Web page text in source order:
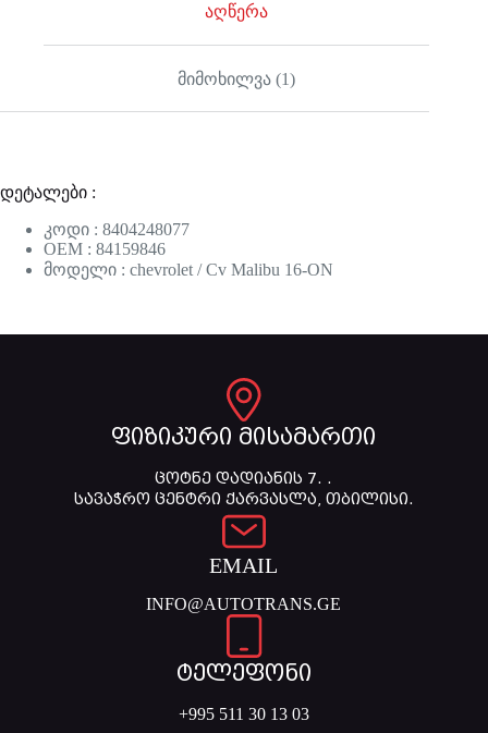
აღწერა
მიმოხილვა (1)
დეტალები :
კოდი : 8404248077
OEM : 84159846
მოდელი : chevrolet / Cv Malibu 16-ON
ფიზიკური მისამართი
ცოტნე დადიანის 7. .
სავაჭრო ცენტრი ქარვასლა, თბილისი.
EMAIL
INFO@AUTOTRANS.GE
ტელეფონი
+995 511 30 13 03